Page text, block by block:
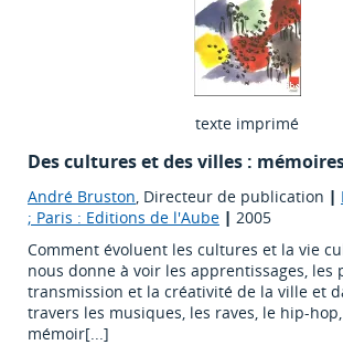
texte imprimé
Des cultures et des villes :
André Bruston, Directeur de publication |
; Paris : Editions de l'Aube | 2005
Comment évoluent les cultures et la vie
nous donne à voir les apprentissages, les
transmission et la créativité de la ville et
travers les musiques, les raves, le hip-
mémoir[...]